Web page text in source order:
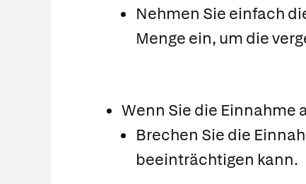
Nehmen Sie einfach
Menge ein, um die
Wenn Sie die Einnahme
Brechen Sie die
beeinträchtigen kann.